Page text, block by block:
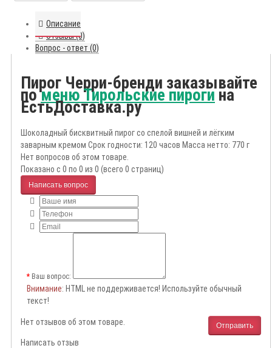
Описание
Отзывы (0)
Вопрос - ответ (0)
Пирог Черри-бренди заказывайте
поменю Тирольские пирогина
ЕстьДоставка.ру
Шоколадный бисквитный пирог со спелой вишней и лёгким
заварным кремом Срок годности: 120 часов Масса нетто: 770 г
Нет вопросов об этом товаре.
Показано с 0 по 0 из 0 (всего 0 страниц)
Написать вопрос
Ваш вопрос:
Внимание: HTML не поддерживается! Используйте обычный
текст!
Отправить
Нет отзывов об этом товаре.
Написать отзыв